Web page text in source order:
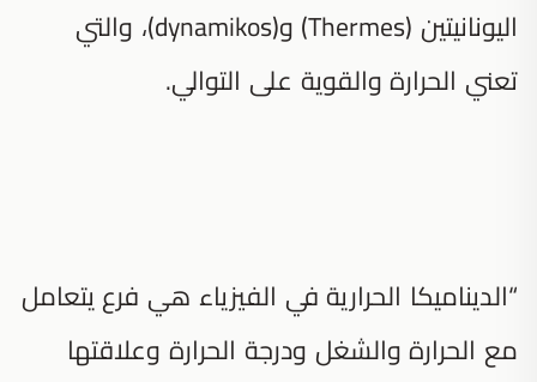
اليونانيتين (Thermes) و(dynamikos)، والتي
تعني الحرارة والقوية على التوالي.
“الديناميكا الحرارية في الفيزياء هي فرع يتعامل
مع الحرارة والشغل ودرجة الحرارة وعلاقتها